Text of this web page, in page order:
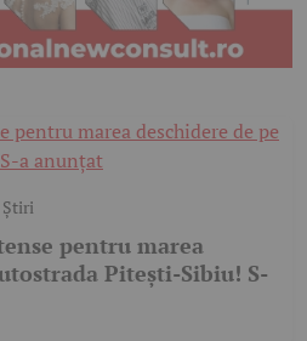
Știri
pentru marea
Pitești-Sibiu! S-